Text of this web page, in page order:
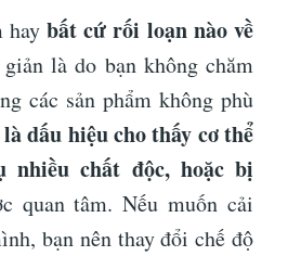
hay bất cứ rối loạn nào về
là do bạn không chăm
các sản phẩm không phù
dấu hiệu cho thấy cơ thể
nhiều chất độc, hoặc bị
quan tâm. Nếu muốn cải
bạn nên thay đổi chế độ